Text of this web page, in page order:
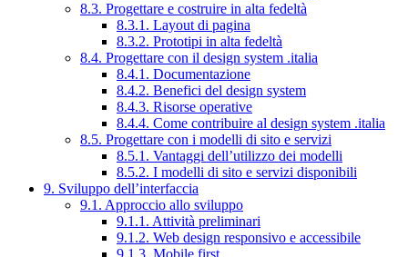
8.3. Progettare e costruire in alta fedeltà
8.3.1. Layout di pagina
8.3.2. Prototipi in alta fedeltà
8.4. Progettare con il design system .italia
8.4.1. Documentazione
8.4.2. Benefici del design system
8.4.3. Risorse operative
8.4.4. Come contribuire al design system .italia
8.5. Progettare con i modelli di sito e servizi
8.5.1. Vantaggi dell’utilizzo dei modelli
8.5.2. I modelli di sito e servizi disponibili
9. Sviluppo dell’interfaccia
9.1. Approccio allo sviluppo
9.1.1. Attività preliminari
9.1.2. Web design responsivo e accessibile
9.1.3. Mobile first